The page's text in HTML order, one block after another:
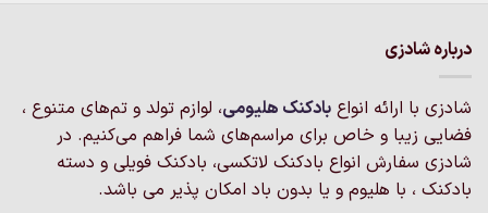
گزینه
ها
ممکن
است
در
باشد.
گزینه
ممکن
است
درباره شادزی
شادزی با ارائه انواع بادکنک‌ هلیومی، لوازم تولد و تم‌های متنوع ،
فضایی زیبا و خاص برای مراسم‌های شما فراهم می‌کنیم. در
شادزی سفارش انواع بادکنک لاتکسی، بادکنک فویلی و دسته
بادکنک ، با هلیوم و یا بدون باد امکان پذیر می باشد.